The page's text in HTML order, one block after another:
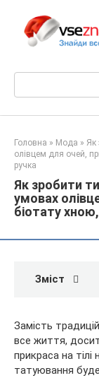
вмісту
Головна » Мода » Як
олівцем для очей,
ручка
Як зробити
умовах
біотату
Зміст
Замість
все життя,
прикраса на
татуювання